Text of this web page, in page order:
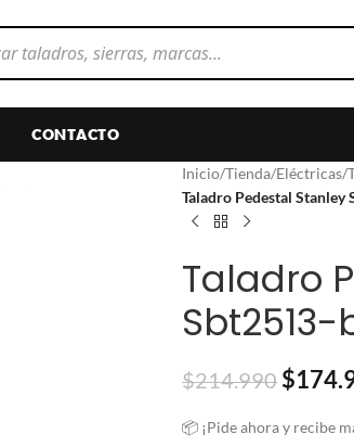
CONTACTO
Inicio/Tienda/Eléctricas/
Taladro Pedestal
Taladro
$214.990 $
📦 ¡Pide ahora y recibe